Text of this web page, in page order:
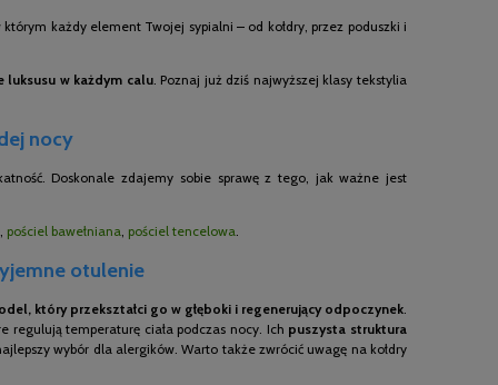
każdy element Twojej sypialni – od kołdry, przez poduszki i
luksusu w każdym calu. Poznaj już dziś najwyższej klasy tekstylia
nocy
Doskonale zdajemy sobie sprawę z tego, jak ważne jest
pościel bawełniana pościel tencelowa
otulenie
który przekształci go w głęboki i regenerujący odpoczynek
regulują temperaturę ciała podczas nocy. Ich puszysta struktura
wybór dla alergików. Warto także zwrócić uwagę na kołdry